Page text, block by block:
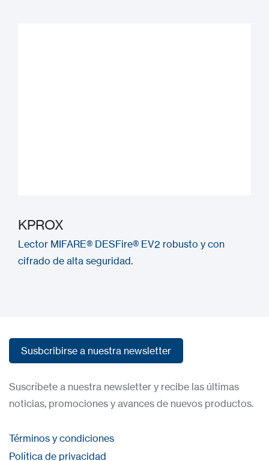
KPROX
Lector MIFARE® DESFire® EV2 robusto y con
cifrado de alta seguridad.
Susbcribirse a nuestra newsletter
Suscríbete a nuestra newsletter y recibe las últimas
noticias, promociones y avances de nuevos productos.
Términos y condiciones
Política de privacidad